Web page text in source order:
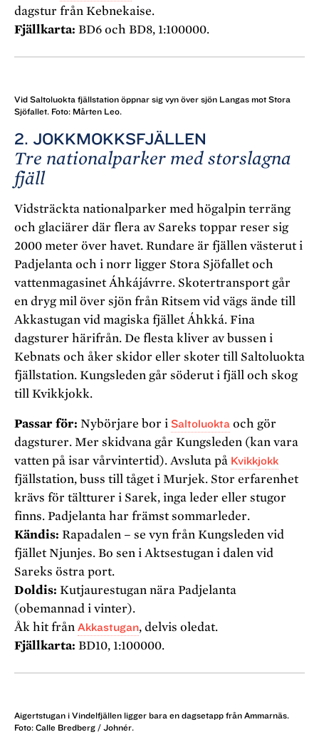
dagstur från Kebnekaise.
Fjällkarta: BD6 och BD8, 1:100000.
Vid Saltoluokta fjällstation öppnar sig vyn över sjön Langas mot Stora
Sjöfallet. Foto: Mårten Leo.
2. JOKKMOKKSFJÄLLEN
Tre nationalparker med storslagna
fjäll
Vidsträckta nationalparker med högalpin terräng
och glaciärer där flera av Sareks toppar reser sig
2000 meter över havet. Rundare är fjällen västerut i
Padjelanta och i norr ligger Stora Sjöfallet och
vattenmagasinet Áhkájávrre. Skotertransport går
en dryg mil över sjön från Ritsem vid vägs ände till
Akkastugan vid magiska fjället Áhkká. Fina
dagsturer härifrån. De flesta kliver av bussen i
Kebnats och åker skidor eller skoter till Saltoluokta
fjällstation. Kungsleden går söderut i fjäll och skog
till Kvikkjokk.
Passar för: Nybörjare bor i Saltoluokta och gör
dagsturer. Mer skidvana går Kungsleden (kan vara
vatten på isar vårvintertid). Avsluta på Kvikkjokk
fjällstation, buss till tåget i Murjek. Stor erfarenhet
krävs för tältturer i Sarek, inga leder eller stugor
finns. Padjelanta har främst sommarleder.
Kändis: Rapadalen – se vyn från Kungsleden vid
fjället Njunjes. Bo sen i Aktsestugan i dalen vid
Sareks östra port.
Doldis: Kutjaurestugan nära Padjelanta
(obemannad i vinter).
Åk hit från Akkastugan, delvis oledat.
Fjällkarta: BD10, 1:100000.
Aigertstugan i Vindelfjällen ligger bara en dagsetapp från Ammarnäs.
Foto: Calle Bredberg / Johnér.